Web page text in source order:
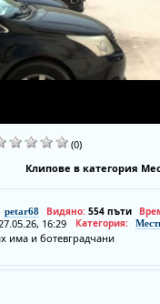
(0)
Клипове в категория
petar68 Видяно: 554 пъти
16:29 Категория:
има и ботевградчани